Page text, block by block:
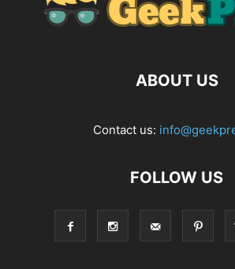
ABOUT US
Contact us:
FOLLOW US